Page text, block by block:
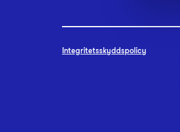
Integritetsskyddspolicy